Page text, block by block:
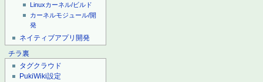
Linuxカーネル/ビルド
カーネルモジュール/開
発
ネイティブアプリ開発
チラ裏
タグクラウド
PukiWiki設定